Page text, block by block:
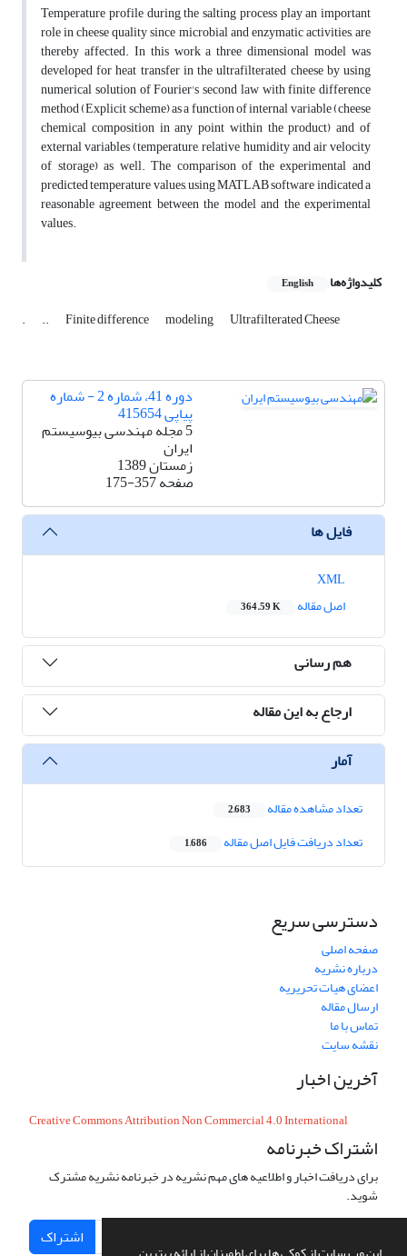
Temperature profile during the salting process play an important
role in cheese quality since microbial and enzymatic activities, are
thereby affected. In this work a three dimensional model was
developed for heat transfer in the ultrafilterated cheese by using
numerical solution of Fourier's second law with finite difference
method (Explicit scheme) as a function of internal variable (cheese
chemical composition in any point within the product) and of
external variables (temperature, relative humidity and air velocity
of storage) as well. The comparison of the experimental and
predicted temperature values, using MATLAB software indicated a
reasonable agreement between the model and the experimental
values.
کلیدواژه‌ها English
. .. Finite difference modeling Ultrafilterated Cheese
دوره 41، شماره 2 - شماره
پیاپی 415654
5 مجله مهندسی بیوسیستم
ایران
زمستان 1389
صفحه175-357
فایل ها
اصل مقاله
364.59 K
هم رسانی
ارجاع به این مقاله
آمار
تعداد مشاهده مقاله 2,683
تعداد دریافت فایل اصل مقاله 1,686
دسترسی سریع
صفحه اصلی
درباره نشریه
اعضای هیات تحریریه
ارسال مقاله
تماس با ما
نقشه سایت
آخرین اخبار
Creative Commons Attribution Non Commercial 4.0 International
اشتراک خبرنامه
برای دریافت اخبار و اطلاعیه های مهم نشریه در خبرنامه نشریه مشترک
شوید.
اشتراک